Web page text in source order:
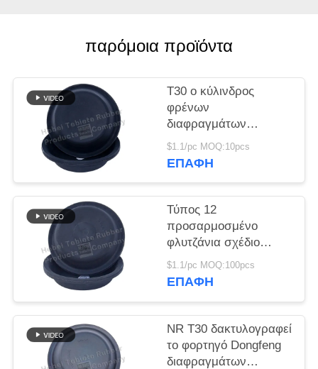
παρόμοια προϊόντα
T30 ο κύλινδρος
φρένων
διαφραγμάτων
αιθουσών φρένων
ρυμουλκών φορτηγών
$1.1/pc MOQ:10pcs
ΕΠΑΦΉ
Τύπος 12
προσαρμοσμένο
φλυτζάνια σχέδιο
κυλίνδρων φρένων
διαφραγμάτων
$1.1/pc MOQ:100pcs
ΕΠΑΦΉ
NR T30 δακτυλογραφεί
το φορτηγό Dongfeng
διαφραγμάτων